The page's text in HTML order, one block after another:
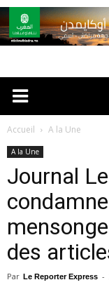
Accueil A la Une
A la Une
Journal
des
Par Le Reporter Express -